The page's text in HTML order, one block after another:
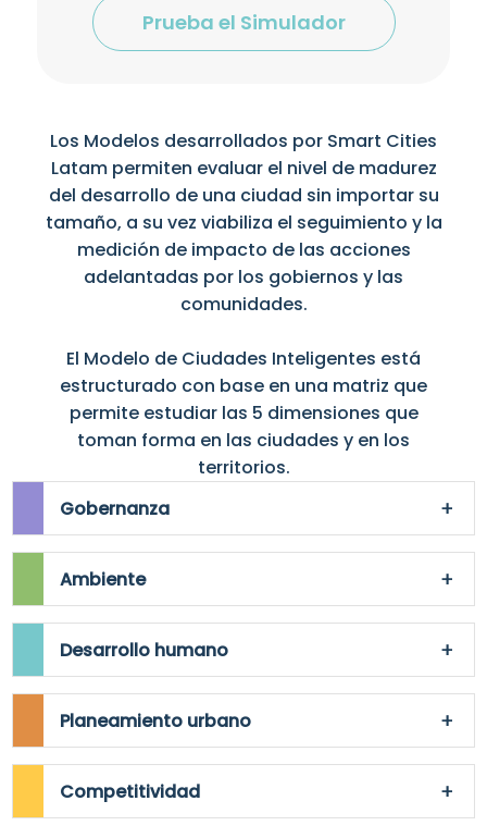
Prueba el Simulador
Los Modelos desarrollados por Smart Cities
Latam permiten evaluar el nivel de madurez
del desarrollo de una ciudad sin importar su
tamaño, a su vez viabiliza el seguimiento y la
medición de impacto de las acciones
adelantadas por los gobiernos y las
comunidades.
El Modelo de Ciudades Inteligentes está
estructurado con base en una matriz que
permite estudiar las 5 dimensiones que
toman forma en las ciudades y en los
territorios.
Gobernanza
Ambiente
Desarrollo humano
Planeamiento urbano
Competitividad